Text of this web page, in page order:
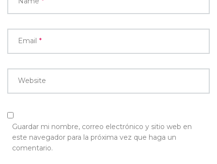
Email *
Website
Guardar mi nombre, correo electrónico y sitio web en
este navegador para la próxima vez que haga un
comentario.